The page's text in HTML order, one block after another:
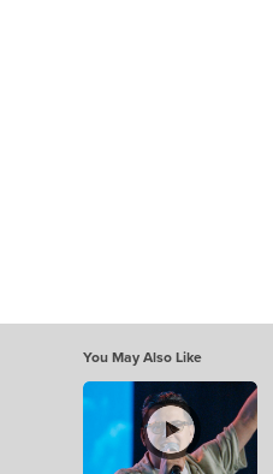
You May Also Like